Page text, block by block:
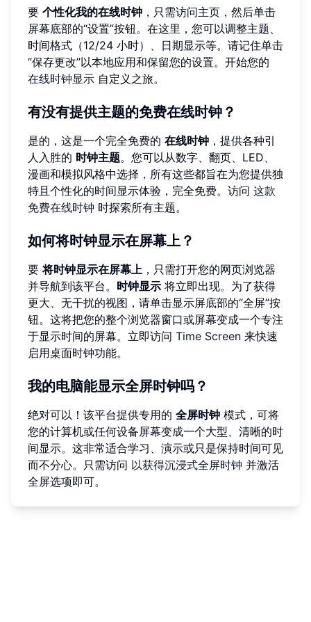
要 个性化我的在线时钟 ，只需访问主页，然后单击
屏幕底部的“设置”按钮。在这里，您可以调整主题、
时间格式（12/24 小时）、日期显示等。请记住单击
“保存更改”以本地应用和保留您的设置。开始您的
在线时钟显示 自定义之旅。
有没有提供主题的免费在线时钟？
是的，这是一个完全免费的 在线时钟 ，提供各种引
人入胜的 时钟主题。您可以从数字、翻页、LED、
漫画和模拟风格中选择，所有这些都旨在为您提供独
特且个性化的时间显示体验，完全免费。访问 这款
免费在线时钟 时探索所有主题。
如何将时钟显示在屏幕上？
要将时钟显示在屏幕上 ，只需打开您的网页浏览器
并导航到该平台。 时钟显示 将立即出现。为了获得
更大、无干扰的视图，请单击显示屏底部的“全屏”按
钮。这将把您的整个浏览器窗口或屏幕变成一个专注
于显示时间的屏幕。立即访问 Time Screen 来快速
启用桌面时钟功能。
我的电脑能显示全屏时钟吗？
绝对可以！该平台提供专用的 全屏时钟 模式，可将
您的计算机或任何设备屏幕变成一个大型、清晰的时
间显示。这非常适合学习、演示或只是保持时间可见
而不分心。只需访问 以获得沉浸式全屏时钟 并激活
全屏选项即可。